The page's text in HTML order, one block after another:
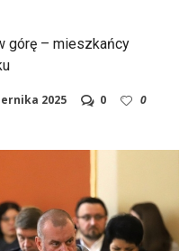
górę – mieszkańcy
2025 0 0